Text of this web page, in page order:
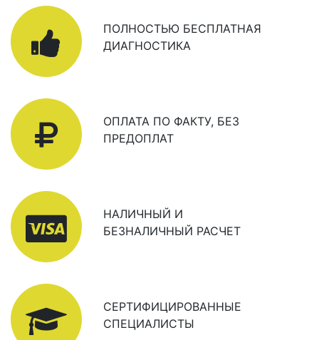
ПОЛНОСТЬЮ БЕСПЛАТНАЯ
ДИАГНОСТИКА
ОПЛАТА ПО ФАКТУ, БЕЗ
ПРЕДОПЛАТ
НАЛИЧНЫЙ И
БЕЗНАЛИЧНЫЙ РАСЧЕТ
СЕРТИФИЦИРОВАННЫЕ
СПЕЦИАЛИСТЫ